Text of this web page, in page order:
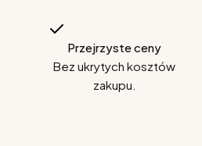
Przejrzyste ceny
Bez ukrytych kosztów
zakupu.